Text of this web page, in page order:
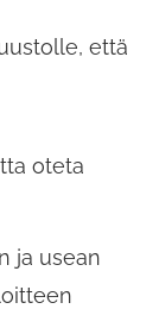
että
oteta
ja usean